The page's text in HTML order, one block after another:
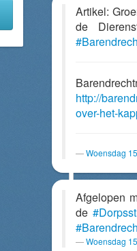
Artikel:
de
http://
over-het-
Woensdag
Afgelopen
de
Woensdag